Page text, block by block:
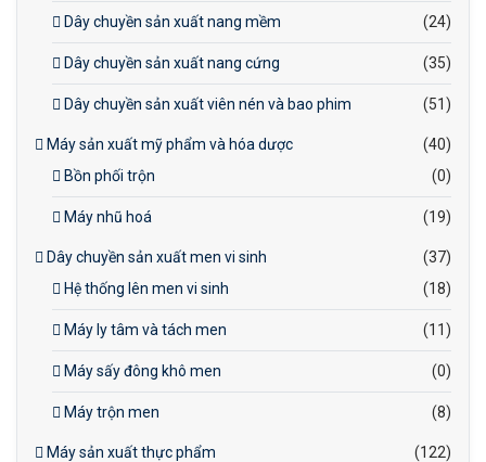
Dây chuyền sản xuất nang mềm (24)
Dây chuyền sản xuất nang cứng (35)
Dây chuyền sản xuất viên nén và bao phim (51)
Máy sản xuất mỹ phẩm và hóa dược
(40)
Bồn phối trộn
(0)
Máy nhũ hoá (19)
Dây chuyền sản xuất men vi sinh
(37)
Hệ thống lên men vi sinh
(18)
Máy ly tâm và tách men (11)
Máy sấy đông khô men (0)
Máy trộn men (8)
Máy sản xuất thực phẩm
(122)